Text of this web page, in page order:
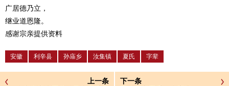
广居德乃立，
继业道恩隆。
感谢宗亲提供资料
安徽 利辛县 孙庙乡 汝集镇 夏氏 字辈
上一条
下一条